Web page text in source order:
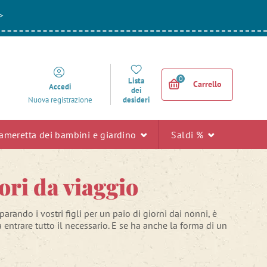
Accedi
Nuova registrazione
Lista
dei
desideri
0
Carrello
dei bambini e giardino Saldi %
da viaggio
i vostri figli per un paio di giorni dai nonni, è
entrare tutto il necessario. E se ha anche la forma di un
per
un weekend dai nonni
? Allora amerà anche